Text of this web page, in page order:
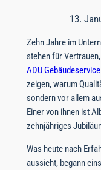
13.
Zehn Jahre im
stehen für
ADU Gebäudeservice
zeigen, warum
sondern vor allem
Einer von ihnen ist
zehnjähriges
Was heute nach
aussieht, begann